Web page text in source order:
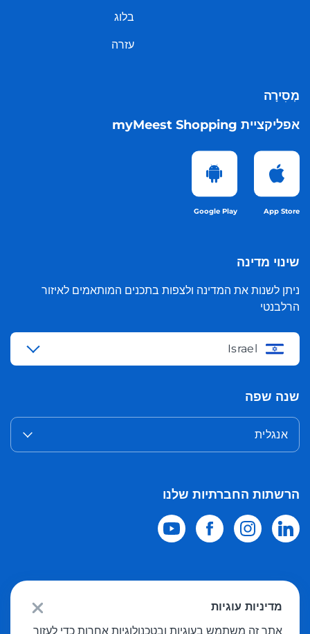
בלוג
עזרה
מְסִירָה
אפליקציית myMeest Shopping
App Store
Google Play
שינוי מדינה
ניתן לשנות את המדינה ולצפות בתכנים המותאמים לאיזור
הרלבנטי
Israel
שנה שפה
אנגלית
הרשתות החברתיות שלנו
מדיניות עוגיות
אתר זה משתמש בעוגיות ובטכנולוגיות אחרות כדי לעזור